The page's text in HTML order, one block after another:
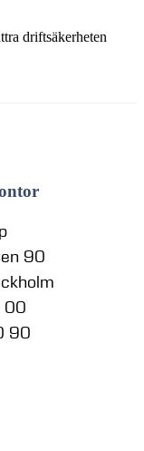
driftsäkerheten
90
00
90